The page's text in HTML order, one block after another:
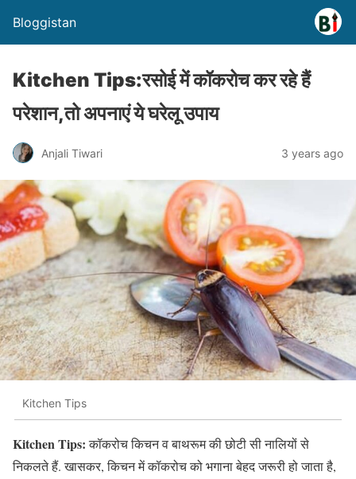
Bloggistan
Kitchen Tips:रसोई में कॉकरोच कर रहे हैं
परेशान,तो अपनाएं ये घरेलू उपाय
Anjali Tiwari 3 years ago
Kitchen Tips
Kitchen Tips:कॉकरोच किचन व बाथरूम की छोटी सी नालियों से
निकलते हैं. खासकर, किचन में कॉकरोच को भगाना बेहद जरूरी हो जाता है,